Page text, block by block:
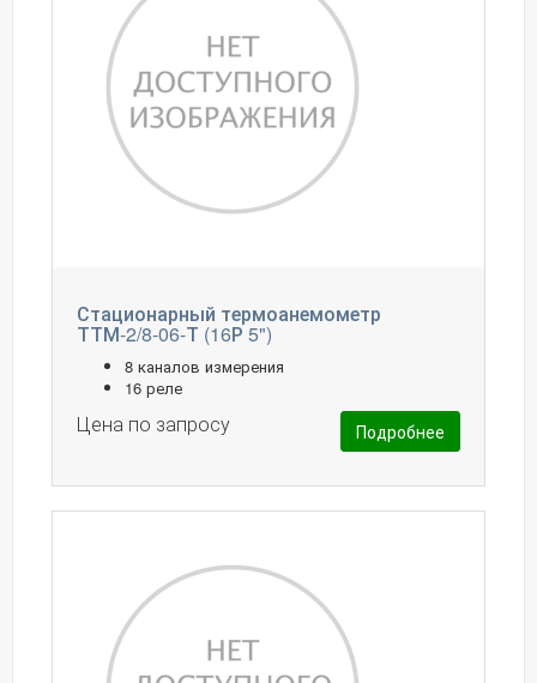
Стационарный термоанемометр
ТТМ-2/8-06-Т (16Р 5")
8 каналов измерения
16 реле
Цена по запросу Подробнее